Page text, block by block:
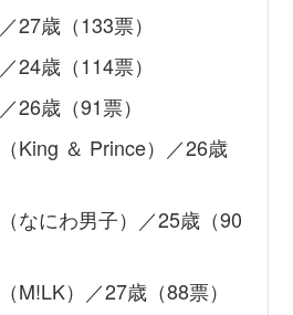
27歳（133票）
24歳（114票）
26歳（91票）
King ＆ Prince）／26歳
なにわ男子）／25歳（90
M!LK）／27歳（88票）